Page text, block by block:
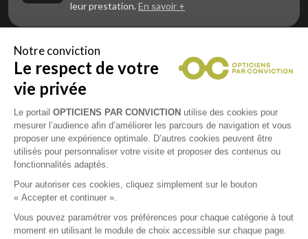
leur prestation. En savoir +
Vous êtes un professionnel de la vue et
vous souhaitez nous rejoindre ?
Contactez Alliance Optic, la centrale d’achats et
d’accompagnement des opticiens indépendants
Notre conviction
Le respect de votre
vie privée
Le portail OPTICIENS PAR CONVICTION utilise des cookies pour
mesurer l’audience afin d’améliorer les parcours de navigation et vous
proposer une expérience optimale. D’autres cookies peuvent être
utilisés pour personnaliser votre visite et proposer des contenus ou
fonctionnalités adaptés.
Pour autoriser ces cookies, cliquez simplement sur le bouton
« Accepter et continuer ».
Vous pouvez paramétrer vos préférences pour chaque catégorie à tout
moment en utilisant le module de choix accessible sur chaque page.